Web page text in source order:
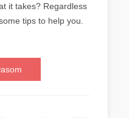
it takes? Regardless
tips to help you.